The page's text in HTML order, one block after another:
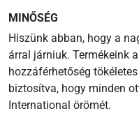
MINŐSÉG
Hiszünk abban, hogy a
árral járniuk. Termékeink
hozzáférhetőség
biztosítva, hogy minden
International örömét.